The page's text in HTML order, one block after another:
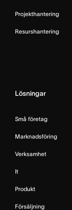
Projekthantering
Resurshantering
Lösningar
Små företag
Marknadsföring
Verksamhet
It
Produkt
Försäljning